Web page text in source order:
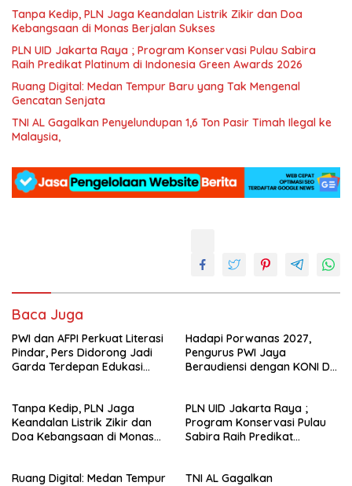
Tanpa Kedip, PLN Jaga Keandalan Listrik Zikir dan Doa
Kebangsaan di Monas Berjalan Sukses
PLN UID Jakarta Raya ; Program Konservasi Pulau Sabira
Raih Predikat Platinum di Indonesia Green Awards 2026
Ruang Digital: Medan Tempur Baru yang Tak Mengenal
Gencatan Senjata
TNI AL Gagalkan Penyelundupan 1,6 Ton Pasir Timah Ilegal ke
Malaysia,
Baca Juga
PWI dan AFPI Perkuat Literasi
Pindar, Pers Didorong Jadi
Garda Terdepan Edukasi
Hadapi Porwanas 2027,
Pengurus PWI Jaya
Beraudiensi dengan KONI DKI
Tanpa Kedip, PLN Jaga
Keandalan Listrik Zikir dan
Doa Kebangsaan di Monas
PLN UID Jakarta Raya ;
Program Konservasi Pulau
Sabira Raih Predikat
Ruang Digital: Medan Tempur
TNI AL Gagalkan